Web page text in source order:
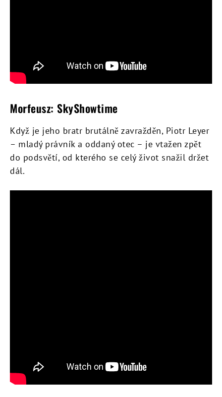
Morfeusz: SkyShowtime
Když je jeho bratr brutálně zavražděn, Piotr Leyer
– mladý právník a oddaný otec – je vtažen zpět
do podsvětí, od kterého se celý život snažil držet
dál.